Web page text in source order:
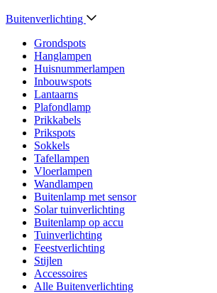
Buitenverlichting
Grondspots
Hanglampen
Huisnummerlampen
Inbouwspots
Lantaarns
Plafondlamp
Prikkabels
Prikspots
Sokkels
Tafellampen
Vloerlampen
Wandlampen
Buitenlamp met sensor
Solar tuinverlichting
Buitenlamp op accu
Tuinverlichting
Feestverlichting
Stijlen
Accessoires
Alle Buitenverlichting